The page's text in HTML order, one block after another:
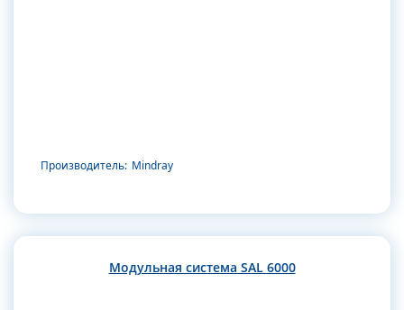
Производитель: Mindray
Модульная система SAL 6000